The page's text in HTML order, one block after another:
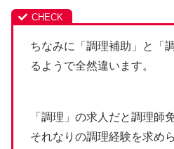
ちなみに「調理補助」と「
るようで全然違います。
「調理」の求人だと調理師
それなりの調理経験を求め